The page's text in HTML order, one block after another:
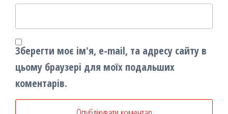
Зберегти моє ім'я, e-mail, та адресу сайту в
цьому браузері для моїх подальших
коментарів.